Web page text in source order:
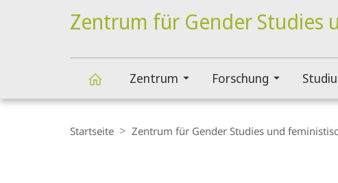
Zentrum für Gender Studies
Zentrum Forschung
Navigation
Startseite Zentrum für Gender Studies und